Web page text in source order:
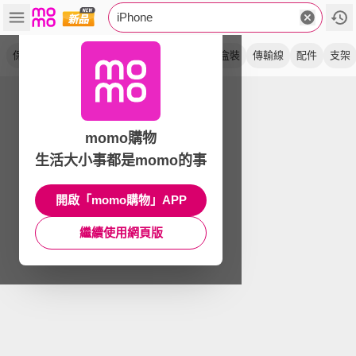
iPhone
保護殼 盒裝 傳輸線 配件 支架
momo購物
生活大小事都是momo的事
開啟「momo購物」APP
繼續使用網頁版